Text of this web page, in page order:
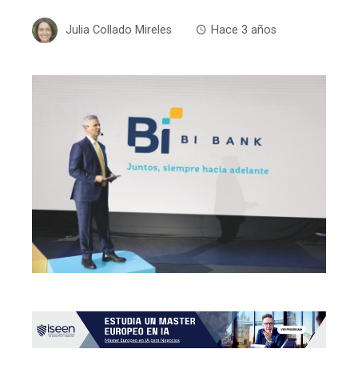
Julia Collado Mireles Hace 3 años